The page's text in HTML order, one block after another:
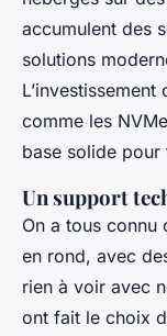
accumulent des
solutions
comme les
base solide
Un support
On a tous connu
en rond, avec
rien à voir avec
ont fait le choix